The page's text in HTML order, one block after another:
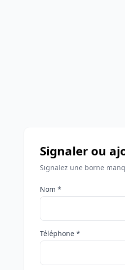
Signaler ou
Signalez une borne
Nom *
Téléphone *